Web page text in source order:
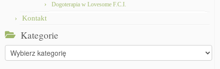
Dogoterapia w Lovesome F.C.I.
Kontakt
Kategorie
Kategorie